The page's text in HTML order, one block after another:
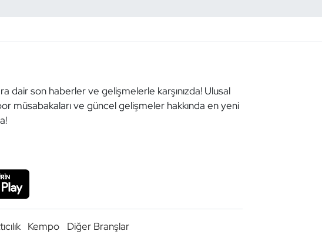
dair son haberler ve gelişmelerle karşınızda! Ulusal
müsabakaları ve güncel gelişmeler hakkında en yeni
Kempo Diğer Branşlar